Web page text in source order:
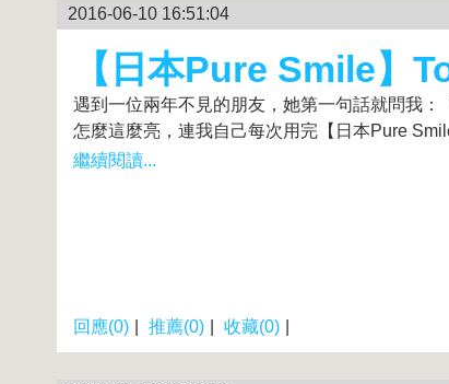
2016-06-10 16:51:04
【日本Pure Smile】
遇到一位兩年不見的朋友，她第一句話就問我
怎麼這麼亮，連我自己每次用完【日本Pure
繼續閱讀...
回應(0) 推薦(0) 收藏(0)